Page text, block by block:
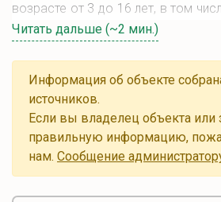
возрасте от 3 до 16 лет, в том
Украины.
Спектр услуг данного центра
различных процедур. В
проводятся оздоровительные
солнечных и воздушных ванн.
На территории центра
минеральных вод, используемых
Читать дальше (~2 мин.)
Информация об объекте
источников.
Если вы владелец объекта или
правильную информацию,
нам. Cообщение